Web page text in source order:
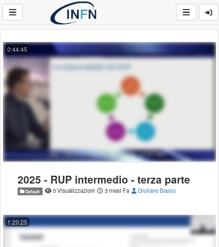
0:44:45
2025 - RUP intermedio - terza parte
Default 0 Visualizzazioni 3 mesi Fa Giuliano Basso
1:20:25